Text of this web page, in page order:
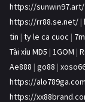
https://sunwin97.art/
https://rr88.se.net/ |
tin | ty le ca cuoc |
Tài xỉu MD5 | 1GOM |
Ae888 | go88 |
https://
https://